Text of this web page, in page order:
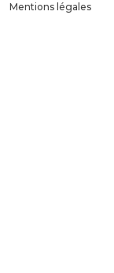
Mentions légales